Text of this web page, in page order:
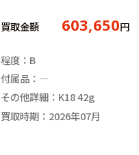
買取金額 603,650円
程度：B
付属品：―
その他詳細：K18 42g
買取時期：2026年07月